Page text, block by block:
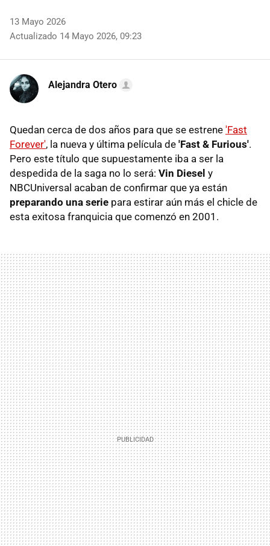
13 Mayo 2026
Actualizado 14 Mayo 2026, 09:23
Alejandra Otero
Quedan cerca de dos años para que se estrene 'Fast
Forever', la nueva y última película de 'Fast & Furious'.
Pero este título que supuestamente iba a ser la
despedida de la saga no lo será: Vin Diesel y
NBCUniversal acaban de confirmar que ya están
preparando una serie para estirar aún más el chicle de
esta exitosa franquicia que comenzó en 2001.